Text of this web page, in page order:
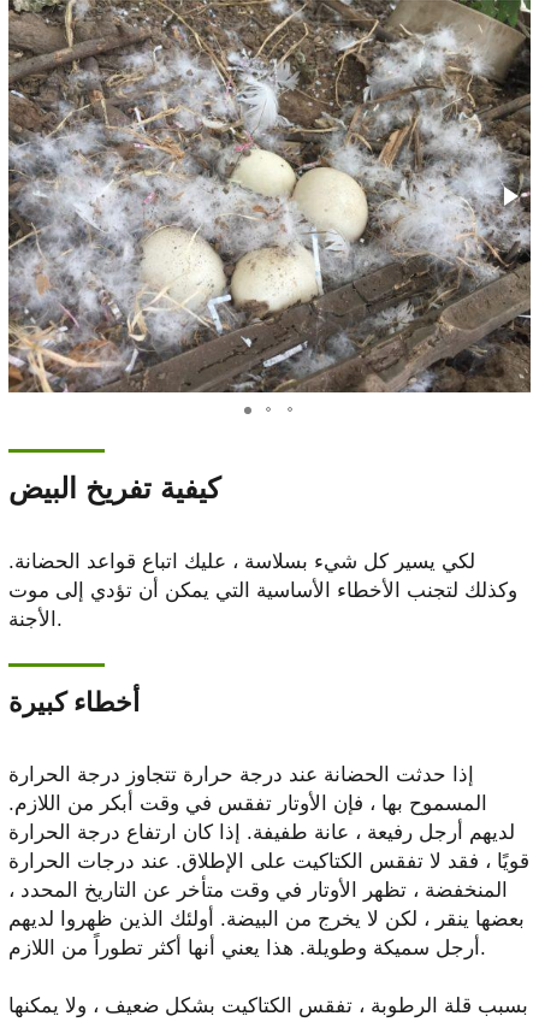
كيفية تفريخ البيض
لكي يسير كل شيء بسلاسة ، عليك اتباع قواعد الحضانة.
وكذلك لتجنب الأخطاء الأساسية التي يمكن أن تؤدي إلى موت
الأجنة.
أخطاء كبيرة
إذا حدثت الحضانة عند درجة حرارة تتجاوز درجة الحرارة
المسموح بها ، فإن الأوتار تفقس في وقت أبكر من اللازم.
لديهم أرجل رفيعة ، عانة طفيفة. إذا كان ارتفاع درجة الحرارة
قويًا ، فقد لا تفقس الكتاكيت على الإطلاق. عند درجات الحرارة
المنخفضة ، تظهر الأوتار في وقت متأخر عن التاريخ المحدد ،
بعضها ينقر ، لكن لا يخرج من البيضة. أولئك الذين ظهروا لديهم
أرجل سميكة وطويلة. هذا يعني أنها أكثر تطوراً من اللازم.
بسبب قلة الرطوبة ، تفقس الكتاكيت بشكل ضعيف ، ولا يمكنها